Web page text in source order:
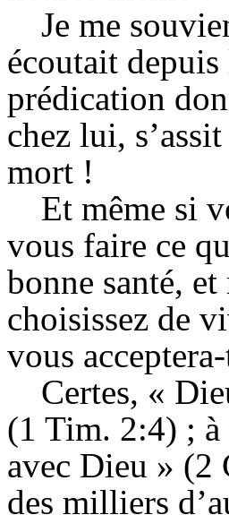
Je me
écoutait depuis
prédication
chez lui,
mort !
Et même si
vous faire ce
bonne santé,
choisissez de
vous
Certes, «
(1 Tim. 2:4) ; à
avec Dieu » (2
des milliers